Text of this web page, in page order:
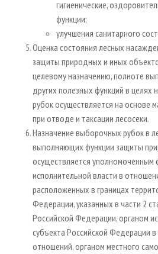
гигиенические,
функции;
улучшения санитарного
Оценка состояния лесных
защиты природных и иных
целевому назначению, полноте
других полезных функций в
рубок осуществляется на основе
при отводе и таксации лесосеки.
Назначение выборочных рубок в
выполняющих функции защиты
осуществляется
исполнительной власти в
расположенных в границах
Федерации, указанных в части 2
Российской Федерации, органом
субъекта Российской Федерации
отношений, органом местного